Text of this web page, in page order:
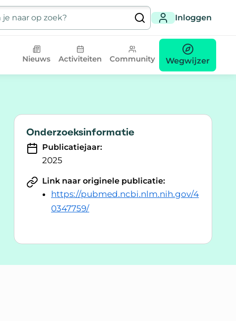
Inloggen
Nieuws Activiteiten Community Wegwijzer
Onderzoeksinformatie
Publicatiejaar:
2025
Link naar originele publicatie:
https://pubmed.ncbi.nlm.nih.gov/4
0347759/